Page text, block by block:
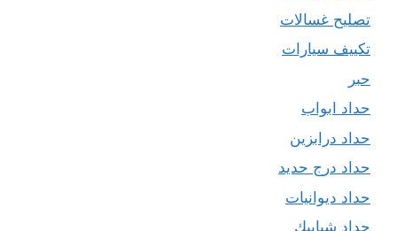
تصليح غسالات
تكييف سيارات
حبر
حداد ابواب
حداد درابزين
حداد درج حديد
حداد ديوانيات
حداد شبابيك